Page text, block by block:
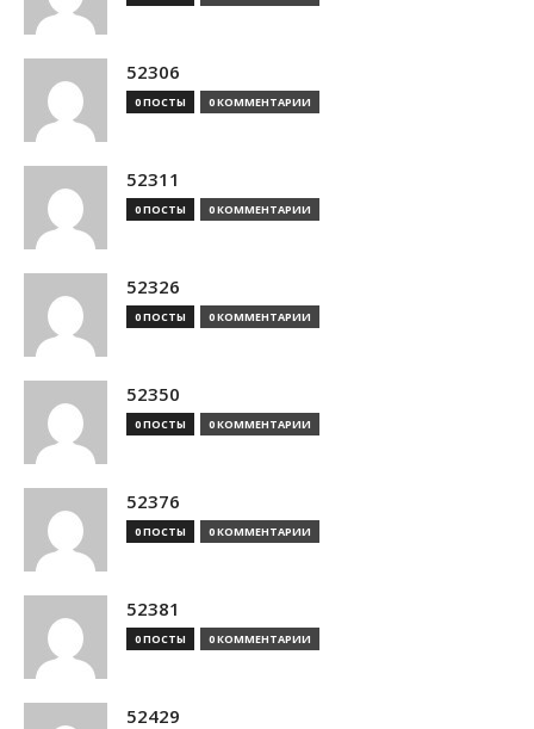
52306
0 ПОСТЫ 0 КОММЕНТАРИИ
52311
0 ПОСТЫ 0 КОММЕНТАРИИ
52326
0 ПОСТЫ 0 КОММЕНТАРИИ
52350
0 ПОСТЫ 0 КОММЕНТАРИИ
52376
0 ПОСТЫ 0 КОММЕНТАРИИ
52381
0 ПОСТЫ 0 КОММЕНТАРИИ
52429